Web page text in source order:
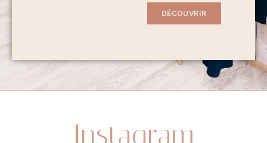
DÉCOUVRIR
Instagram